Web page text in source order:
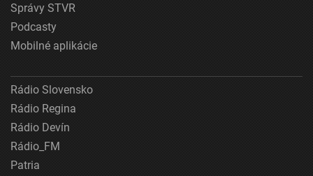
Správy STVR
Podcasty
Mobilné aplikácie
Rádio Slovensko
Rádio Regina
Rádio Devín
Rádio_FM
Patria